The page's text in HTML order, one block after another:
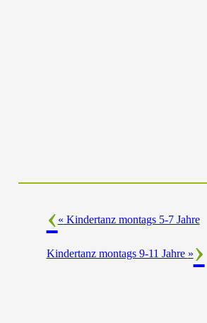
« Kindertanz montags 5-7 Jahre
Kindertanz montags 9-11 Jahre »